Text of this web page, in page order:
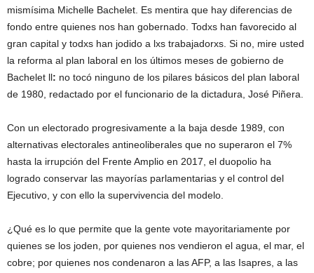
mismísima Michelle Bachelet. Es mentira que hay diferencias de
fondo entre quienes nos han gobernado. Todxs han favorecido al
gran capital y todxs han jodido a lxs trabajadorxs. Si no, mire usted
la reforma al plan laboral en los últimos meses de gobierno de
Bachelet ll: no tocó ninguno de los pilares básicos del plan laboral
de 1980, redactado por el funcionario de la dictadura, José Piñera.
Con un electorado progresivamente a la baja desde 1989, con
alternativas electorales antineoliberales que no superaron el 7%
hasta la irrupción del Frente Amplio en 2017, el duopolio ha
logrado conservar las mayorías parlamentarias y el control del
Ejecutivo, y con ello la supervivencia del modelo.
¿Qué es lo que permite que la gente vote mayoritariamente por
quienes se los joden, por quienes nos vendieron el agua, el mar, el
cobre; por quienes nos condenaron a las AFP, a las Isapres, a las